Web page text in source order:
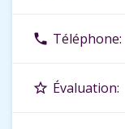
phone Téléphone:
star_border Évaluation: